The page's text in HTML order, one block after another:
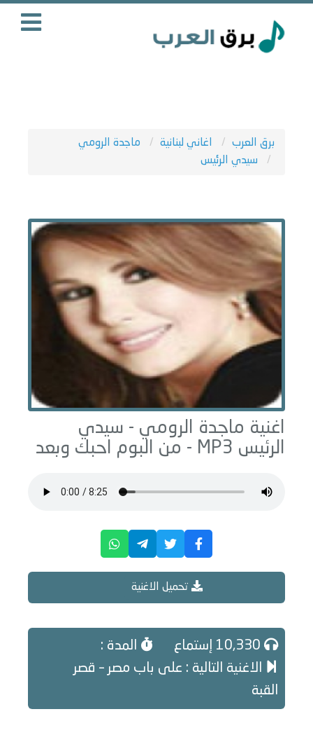
برق العرب اغاني لبنانية
ماجدة الرومي
سيدي الرئيس
اغنية ماجدة الرومي - سيدي
الرئيس
احبك وبعد
تحميل الاغنية
المدة :
الاغنية التالية : على باب مصر – قصر
القبة